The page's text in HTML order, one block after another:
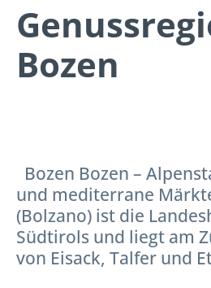
Bozen
Bozen Bozen –
und mediterrane
(Bolzano) ist die
Südtirols und liegt am
von Eisack, Talfer und